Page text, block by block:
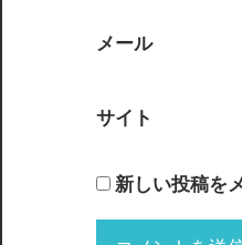
メール
サイト
新しい投稿を